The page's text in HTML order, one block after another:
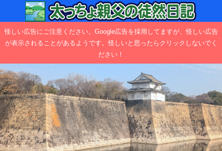
怪しい広告にご注意ください。Google広告を採用してますが、怪しい広告
が表示されることがあるようです。怪しいと思ったらクリックしないでく
ださい！